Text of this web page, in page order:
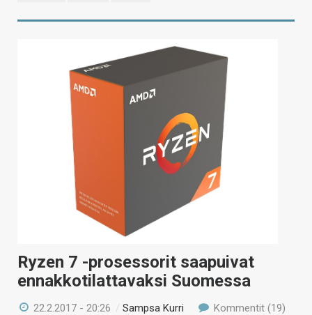
Ryzen 7 -prosessorit saapuivat
ennakkotilattavaksi Suomessa
22.2.2017 - 20:26 /Sampsa Kurri Kommentit (19)